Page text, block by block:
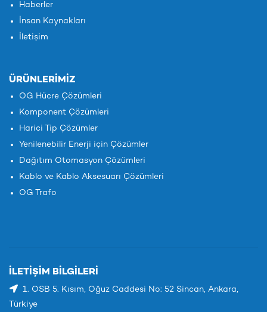
Haberler
İnsan Kaynakları
İletişim
ÜRÜNLERIMIZ
OG Hücre Çözümleri
Komponent Çözümleri
Harici Tip Çözümler
Yenilenebilir Enerji için Çözümler
Dağıtım Otomasyon Çözümleri
Kablo ve Kablo Aksesuarı Çözümleri
OG Trafo
İLETIŞIM BILGILERI
1. OSB 5. Kısım, Oğuz Caddesi No: 52 Sincan, Ankara,
Türkiye